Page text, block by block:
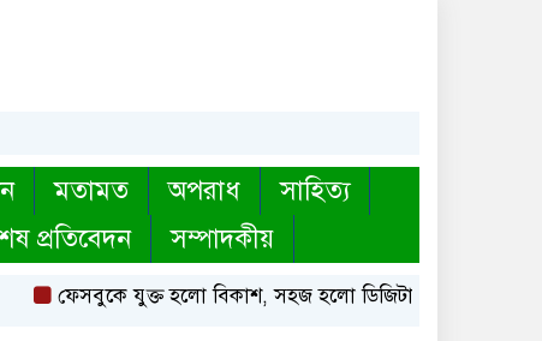
মতামত অপরাধ
সাহিত্য
প্রতিবেদন সম্পাদকীয়
ফেসবুকে যুক্ত হলো বিকাশ, সহজ হলো ডিজিটাল পেমেন্ট